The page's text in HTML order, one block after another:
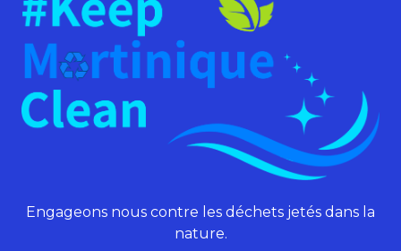
Engageons nous contre les déchets jetés dans la
nature.